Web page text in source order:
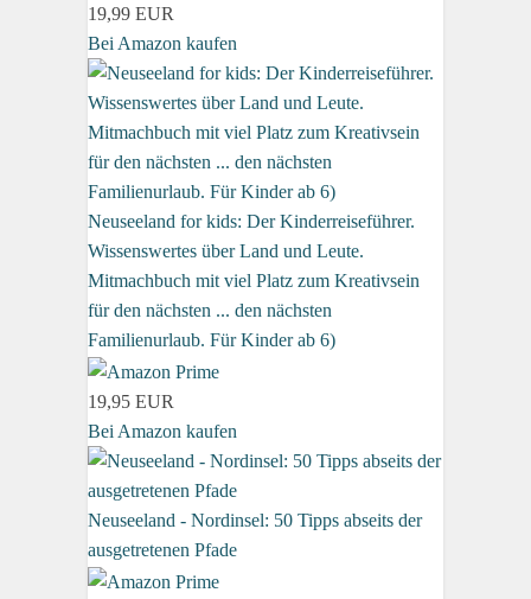
19,99 EUR
Bei Amazon kaufen
Neuseeland for kids: Der Kinderreiseführer.
Wissenswertes über Land und Leute.
Mitmachbuch mit viel Platz zum Kreativsein
für den nächsten ... den nächsten
Familienurlaub. Für Kinder ab 6)
19,95 EUR
Bei Amazon kaufen
Neuseeland - Nordinsel: 50 Tipps abseits der
ausgetretenen Pfade